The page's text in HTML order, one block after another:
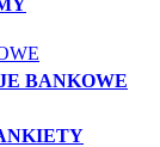
BANKOWE